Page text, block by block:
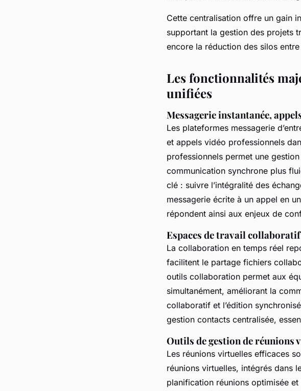
Cette centralisation offre un gain
supportant la gestion des projets
encore la réduction des silos
Les fonctionnalités
unifiées
Messagerie instantanée,
Les plateformes messagerie
et appels vidéo professionnels
professionnels permet une
communication synchrone plus
clé : suivre l’intégralité des
messagerie écrite à un appel en
répondent ainsi aux enjeux de
Espaces de travail
La collaboration en temps réel
facilitent le partage fichiers
outils collaboration permet aux
simultanément, améliorant la
collaboratif et l’édition
gestion contacts centralisée,
Outils de gestion de réunions
Les réunions virtuelles efficaces
réunions virtuelles, intégrés dans
planification réunions optimisée